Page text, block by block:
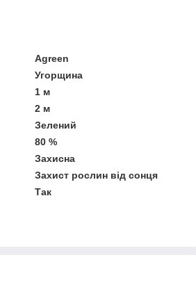
Agreen
Угорщина
1 м
2 м
Зелений
80 %
Захисна
Захист рослин від сонця
Так